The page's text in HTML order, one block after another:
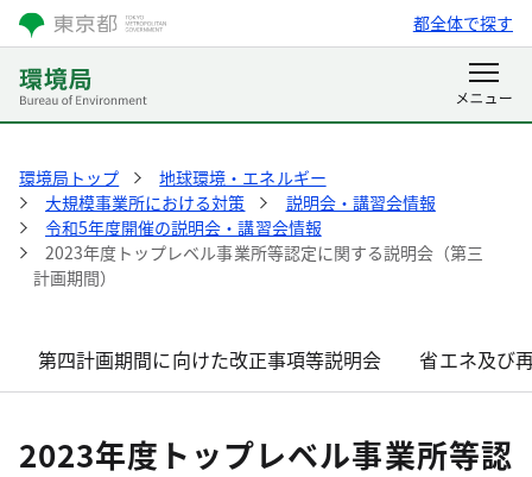
都全体で探す
環境局トップ
地球環境・エネルギー
大規模事業所における対策
説明会・講習会情報
令和5年度開催の説明会・講習会情報
2023年度トップレベル事業所等認定に関する説明会（第三
計画期間）
第四計画期間に向けた改正事項等説明会 省エネ及び
2023年度トップレベル事業所等認